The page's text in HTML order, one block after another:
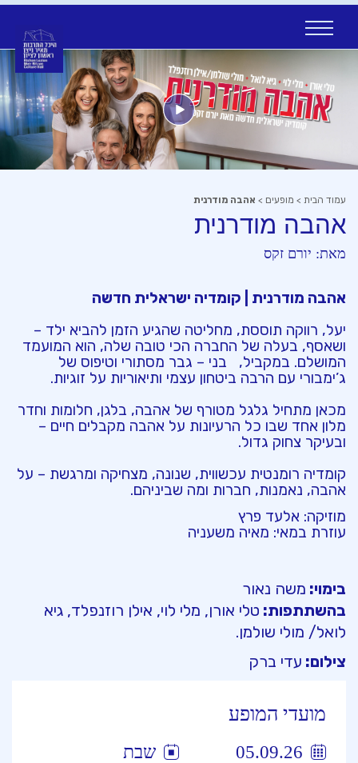
content
עמוד הבית > מופעים > אהבה מודרנית
אהבה מודרנית
מאת: יורם זקס
אהבה מודרנית | קומדיה ישראלית חדשה
יעל, רווקה תוססת, מחליטה שהגיע הזמן להביא ילד –
ושאסף, בעלה של החברה הכי טובה שלה, הוא המועמד
המושלם. במקביל, בני – גבר מסתורי וטיפוס של
ג’ימבורי עם הרבה ביטחון עצמי ותיאוריות על זוגיות.
מכאן מתחיל גלגל מטורף של אהבה, בלגן, חלומות וחדר
מלון אחד שבו כל הרעיונות על אהבה מקבלים חיים –
ובעיקר צחוק גדול.
קומדיה רומנטית עכשווית, שנונה, מצחיקה ומרגשת – על
אהבה, נאמנות, חברות ומה שביניהם.
מוזיקה: אלעד פרץ
עוזרת במאי: מאיה משעניה
בימוי: משה נאור
בהשתתפות: טלי אורן, מלי לוי, אילן רוזנפלד, גיא
לואל/ מולי שולמן.
צילום: עדי ברק
מועדי המופע
05.09.26
שבת